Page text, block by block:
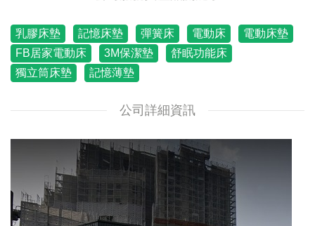
乳膠床墊 記憶床墊 彈簧床 電動床
電動床墊
FB居家電動床
3M保潔墊
舒眠功能床
獨立筒床墊
記憶薄墊
公司詳細資訊